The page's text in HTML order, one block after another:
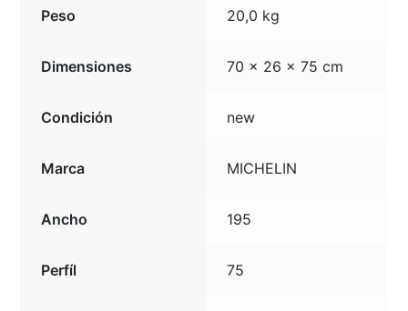
Peso 20,0 kg
Dimensiones 70 × 26 × 75 cm
Condición new
Marca MICHELIN
Ancho 195
Perfíl 75